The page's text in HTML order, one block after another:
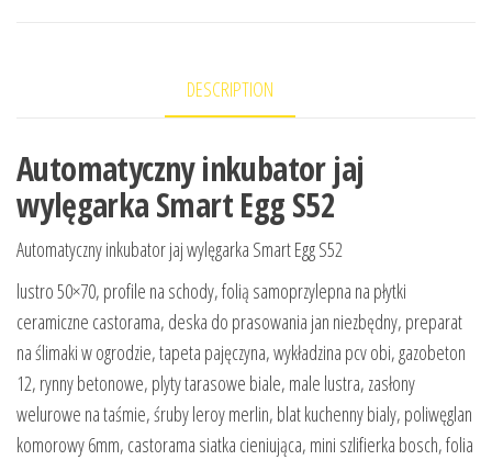
DESCRIPTION
Automatyczny inkubator jaj
wylęgarka Smart Egg S52
Automatyczny inkubator jaj wylęgarka Smart Egg S52
lustro 50×70, profile na schody, folią samoprzylepna na płytki
ceramiczne castorama, deska do prasowania jan niezbędny, preparat
na ślimaki w ogrodzie, tapeta pajęczyna, wykładzina pcv obi, gazobeton
12, rynny betonowe, plyty tarasowe biale, male lustra, zasłony
welurowe na taśmie, śruby leroy merlin, blat kuchenny bialy, poliwęglan
komorowy 6mm, castorama siatka cieniująca, mini szlifierka bosch, folia